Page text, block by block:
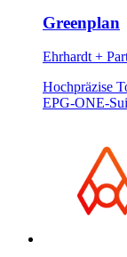
Greenplan
Ehrhardt +
Hochpräzise
EPG-ONE-